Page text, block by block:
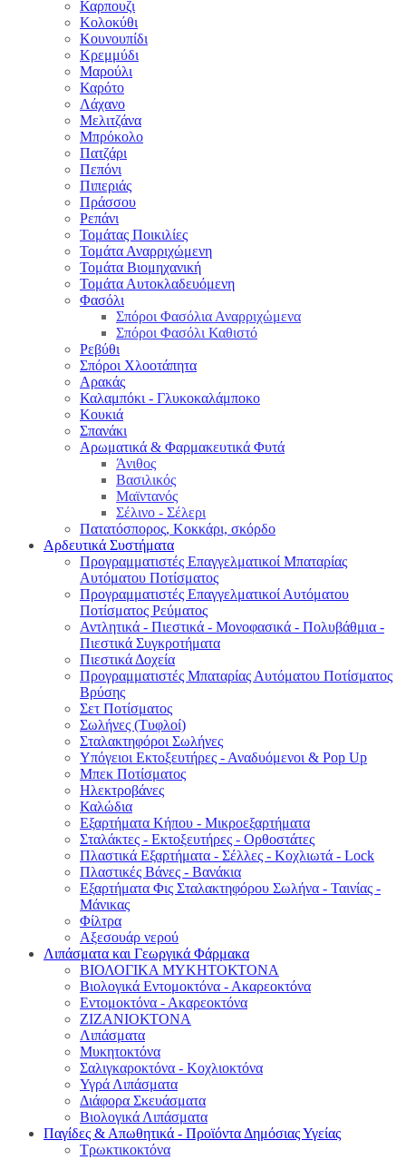
Καρπουζι
Κολοκύθι
Κουνουπίδι
Κρεμμύδι
Μαρούλι
Καρότο
Λάχανο
Μελιτζάνα
Μπρόκολο
Πατζάρι
Πεπόνι
Πιπεριάς
Πράσσου
Ρεπάνι
Τομάτας Ποικιλίες
Τομάτα Αναρριχώμενη
Τομάτα Βιομηχανική
Τομάτα Αυτοκλαδευόμενη
Φασόλι
Σπόροι Φασόλια Αναρριχώμενα
Σπόροι Φασόλι Καθιστό
Ρεβύθι
Σπόροι Χλοοτάπητα
Αρακάς
Καλαμπόκι - Γλυκοκαλάμποκο
Κουκιά
Σπανάκι
Αρωματικά & Φαρμακευτικά Φυτά
Άνιθος
Βασιλικός
Μαϊντανός
Σέλινο - Σέλερι
Πατατόσπορος, Κοκκάρι, σκόρδο
Αρδευτικά Συστήματα
Προγραμματιστές Επαγγελματικοί Μπαταρίας
Αυτόματου Ποτίσματος
Προγραμματιστές Επαγγελματικοί Αυτόματου
Ποτίσματος Ρεύματος
Αντλητικά - Πιεστικά - Μονοφασικά - Πολυβάθμια -
Πιεστικά Συγκροτήματα
Πιεστικά Δοχεία
Προγραμματιστές Μπαταρίας Αυτόματου Ποτίσματος
Βρύσης
Σετ Ποτίσματος
Σωλήνες (Τυφλοί)
Σταλακτηφόροι Σωλήνες
Υπόγειοι Εκτοξευτήρες - Αναδυόμενοι & Pop Up
Μπεκ Ποτίσματος
Ηλεκτροβάνες
Καλώδια
Εξαρτήματα Κήπου - Μικροεξαρτήματα
Σταλάκτες - Εκτοξευτήρες - Ορθοστάτες
Πλαστικά Εξαρτήματα - Σέλλες - Κοχλιωτά - Lock
Πλαστικές Βάνες - Βανάκια
Εξαρτήματα Φις Σταλακτηφόρου Σωλήνα - Ταινίας -
Μάνικας
Φίλτρα
Αξεσουάρ νερού
Λιπάσματα και Γεωργικά Φάρμακα
ΒΙΟΛΟΓΙΚΑ ΜΥΚΗΤΟΚΤΟΝΑ
Βιολογικά Εντομοκτόνα - Ακαρεοκτόνα
Εντομοκτόνα - Ακαρεοκτόνα
ΖΙΖΑΝΙΟΚΤΟΝΑ
Λιπάσματα
Μυκητοκτόνα
Σαλιγκαροκτόνα - Κοχλιοκτόνα
Υγρά Λιπάσματα
Διάφορα Σκευάσματα
Βιολογικά Λιπάσματα
Παγίδες & Απωθητικά - Προϊόντα Δημόσιας Υγείας
Τρωκτικοκτόνα